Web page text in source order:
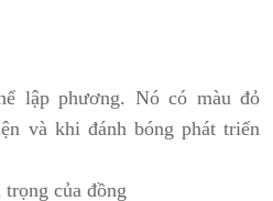
lập phương. Nó có màu đỏ
và khi đánh bóng phát triển
của đồng